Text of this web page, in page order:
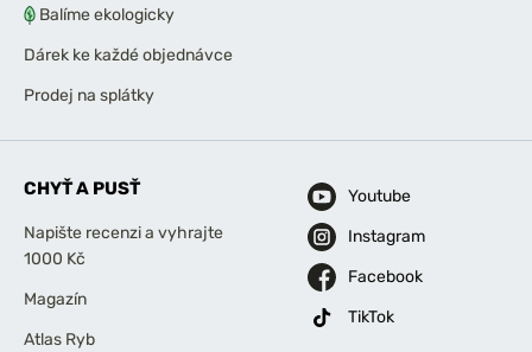
Balíme ekologicky
Dárek ke každé objednávce
Prodej na splátky
CHYŤ A PUSŤ
Napište recenzi a vyhrajte
1000 Kč
Magazín
Atlas Ryb
Youtube
Instagram
Facebook
TikTok